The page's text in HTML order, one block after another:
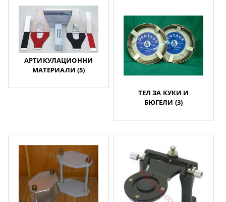
АРТИКУЛАЦИОННИ
МАТЕРИАЛИ (5)
ТЕЛ ЗА КУКИ И
БЮГЕЛИ (3)